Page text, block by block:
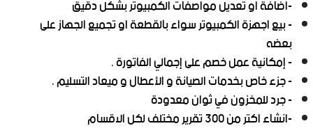
-اضافة او تعديل مواصفات الكمبيوتر بشكل دقيق
- بيع اجهزة الكمبيوتر سواء بالقطعة او تجميع الجهاز على
بعضه
- إمكانية عمل خصم على إجمالي الفاتورة .
- جزء خاص بخدمات الصيانة و الأعطال و ميعاد التسليم .
- جرد للمخزون في ثوان معدودة
-انشاء اكتر من 300 تقرير مختلف لكل الاقسام